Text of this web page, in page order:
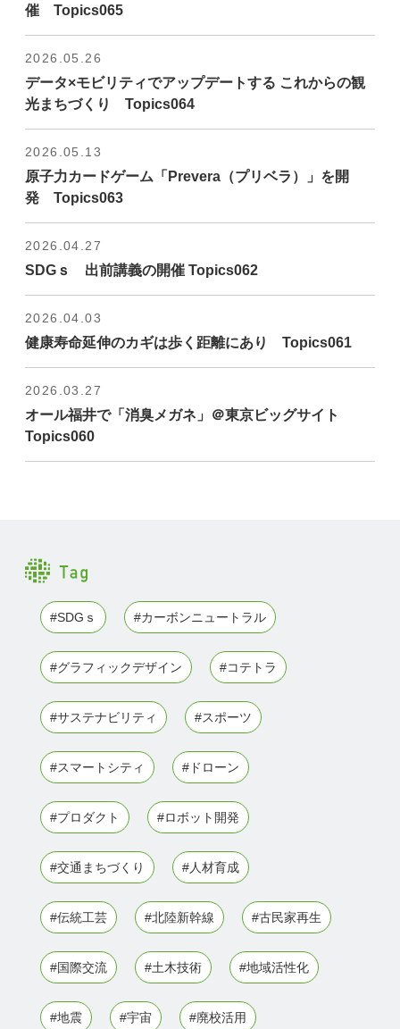
催 Topics065
2026.05.26
データ×モビリティでアップデートする これからの観
光まちづくり Topics064
2026.05.13
原子力カードゲーム「Prevera（プリベラ）」を開
発 Topics063
2026.04.27
SDGｓ 出前講義の開催 Topics062
2026.04.03
健康寿命延伸のカギは歩く距離にあり Topics061
2026.03.27
オール福井で「消臭メガネ」＠東京ビッグサイト
Topics060
#SDGｓ #カーボンニュートラル
#グラフィックデザイン #コテトラ
#サステナビリティ #スポーツ
#スマートシティ #ドローン
#プロダクト #ロボット開発
#交通まちづくり #人材育成
#伝統工芸 #北陸新幹線 #古民家再生
#国際交流 #土木技術 #地域活性化
#地震 #宇宙 #廃校活用